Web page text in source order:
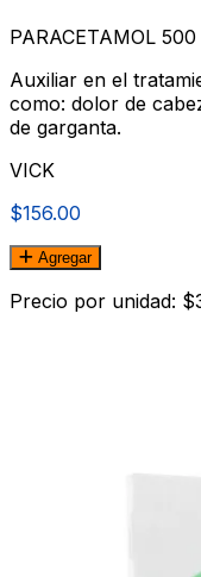
PARACETAMOL
Auxiliar en el
como: dolor de
de garganta.
VICK
$156.00
Agregar
Precio por unidad: